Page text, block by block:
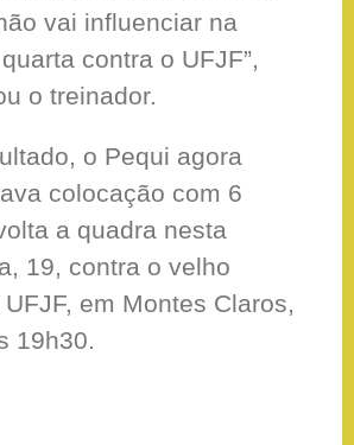
vai influenciar na
contra o UFJF”,
o treinador.
o Pequi agora
colocação com 6
a quadra nesta
19, contra o velho
em Montes Claros,
19h30.